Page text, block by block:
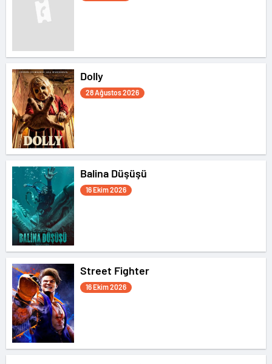
Dolly
28 Ağustos 2026
Balina Düşüşü
16 Ekim 2026
Street Fighter
16 Ekim 2026